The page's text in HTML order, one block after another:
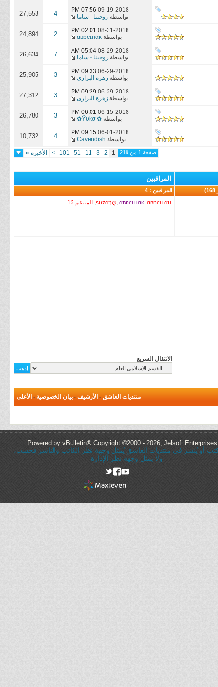
09-19-2018
07:56 PM
بواسطة روجينا - ساما 4
27,553
08-31-2018
02:01 PM
بواسطة αвɒєʟнαĸ
2
24,894
08-29-2018
05:04 AM
بواسطة روجينا - ساما 7
26,634
06-29-2018
09:33 PM
بواسطة زهرة البرارى 3
25,905
06-29-2018
09:29 PM
بواسطة زهرة البرارى 3
27,312
06-15-2018
06:01 PM
بواسطة ✿ Ÿυkσ✿
3
26,780
06-01-2018
09:15 PM
بواسطة Cavendish
4
10,732
صفحة 1 من 219 1
2
3
11
51
101
> الأخيرة »
المراقبين
المراقبين : 4
sυzαηღ, αвɒєʟнαĸ, αвɒєʟʟαн
, المنتقم 12
الانتقال السريع
منتديات العاشق - الأرشيف - بيان الخصوصية - الأعلى
Powered by vBulletin® Copyright ©2000 - 2026, Jelsoft Enterprises
أو يُنشر في منتديات العاشق يُمثل وجهة نظر الكاتب والناشر فحسب،
ولا يمثل وجهه نظر الإدارة